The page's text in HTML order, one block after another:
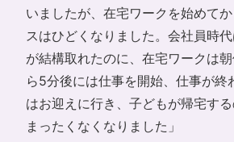
いましたが、在宅ワークを始めて
スはひどくなりました。会社員時
が結構取れたのに、在宅ワークは
ら5分後には仕事を開始、仕事が終
はお迎えに行き、子どもが帰宅す
まったくなくなりました」